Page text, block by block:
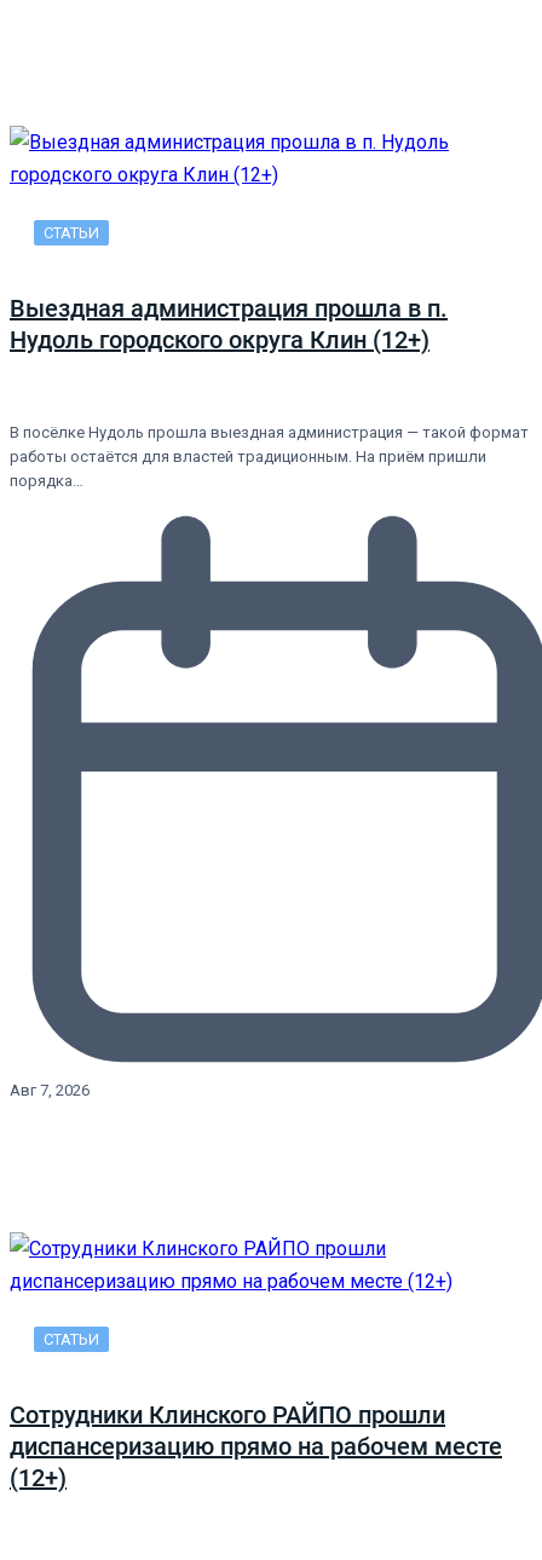
СТАТЬИ
Выездная администрация прошла в п.
Нудоль городского округа Клин (12+)
В посёлке Нудоль прошла выездная администрация — такой формат
работы остаётся для властей традиционным. На приём пришли
порядка…
Авг 7, 2026
СТАТЬИ
Сотрудники Клинского РАЙПО прошли
диспансеризацию прямо на рабочем месте
(12+)